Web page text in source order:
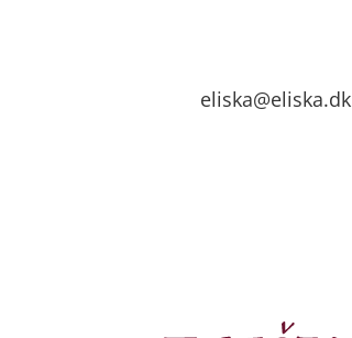
eliska@eliska.dk